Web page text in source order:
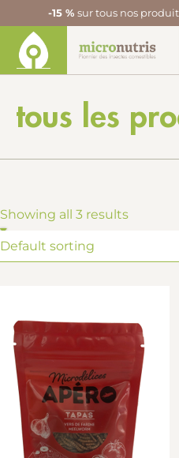
-15 % sur tous nos
tous les
Showing all 3 results